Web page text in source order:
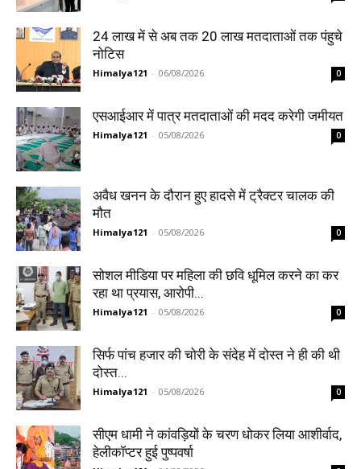
24 लाख में से अब तक 20 लाख मतदाताओं तक पंहुचे
नोटिस
Himalya121 - 06/08/2026 0
एसआईआर में पात्र मतदाताओं की मदद करेगी जमीयत
Himalya121 - 05/08/2026 0
अवैध खनन के दौरान हुए हादसे में ट्रैक्टर चालक की
मौत
Himalya121 - 05/08/2026 0
सोशल मीडिया पर महिला की छवि धूमिल करने का कर
रहा था प्रयास, आरोपी...
Himalya121 - 05/08/2026 0
सिर्फ पांच हजार की चोरी के संदेह में दोस्त ने ही की थी
दोस्त...
Himalya121 - 05/08/2026 0
सीएम धामी ने कांवड़ियों के चरण धोकर लिया आशीर्वाद,
हेलीकॉप्टर हुई पुष्पवर्षा